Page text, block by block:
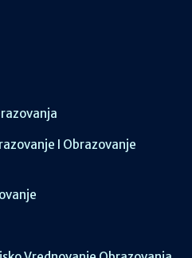
I Obrazovanje